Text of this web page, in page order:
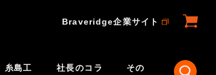
糸島工
社長のコラ
その
Braveridge企業サイト